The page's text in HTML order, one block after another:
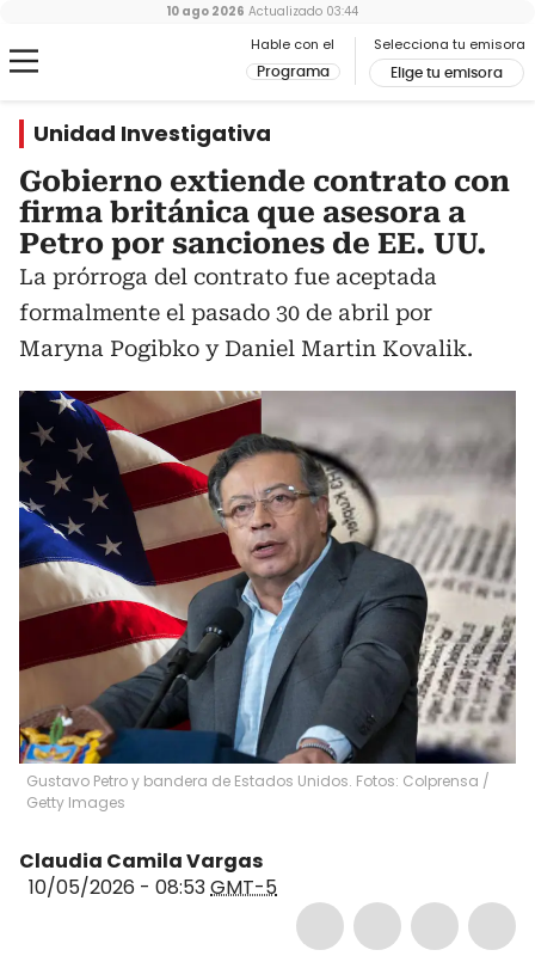
Hable con el
Programa
Selecciona tu emisora
Elige tu emisora
10 ago 2026 Actualizado 03:44
Unidad Investigativa
Gobierno extiende contrato con
firma británica que asesora a
Petro por sanciones de EE. UU.
La prórroga del contrato fue aceptada
formalmente el pasado 30 de abril por
Maryna Pogibko y Daniel Martin Kovalik.
Gustavo Petro y bandera de Estados Unidos. Fotos: Colprensa /
Getty Images
Claudia Camila Vargas
10/05/2026 - 08:53GMT-5